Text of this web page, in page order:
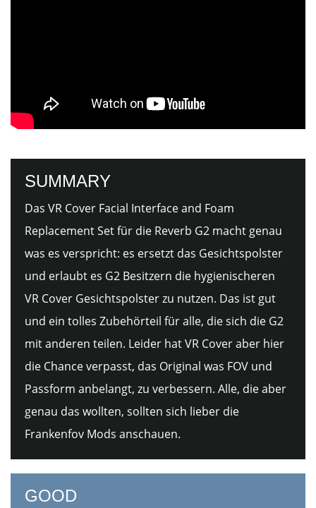
SUMMARY
Das VR Cover Facial Interface and Foam
Replacement Set für die Reverb G2 macht genau
was es verspricht: es ersetzt das Gesichtspolster
und erlaubt es G2 Besitzern die hygienischeren
VR Cover Gesichtspolster zu nutzen. Das ist gut
und ein tolles Zubehörteil für alle, die sich die G2
mit anderen teilen. Leider hat VR Cover aber hier
die Chance verpasst, das Original was FOV und
Passform anbelangt, zu verbessern. Alle, die aber
genau das wollten, sollten sich lieber die
Frankenfov Mods anschauen.
GOOD